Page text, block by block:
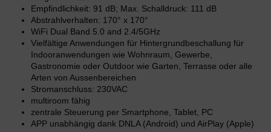
Empfindlichkeit: 91 dB; Max. Schalldruck: 111 dB
Abstrahlverhalten: 170° x 170°
WiFi Dual Band 5.0 and 2.4/5GHz
Vielfältige Anwendungen für Hintergrundbeschallung für
Indooranwendungen wie Wohnraum, Gewerbe,
Gastronomie oder Outdoor wie Garten, Terrasse oder alle
Arten von Aussenbereichen
Stromanschluss: 230VAC
multiroom fähig
zentrale Steuerung per Smartphone, Tablet, PC
APP unabhängig dank DNLA (Android) und AirPlay (Apple)